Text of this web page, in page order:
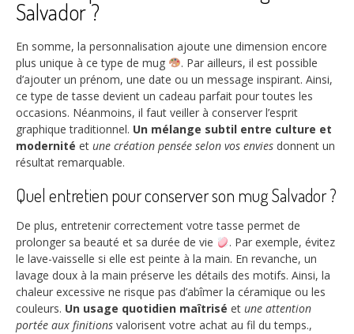
Salvador ?
En somme, la personnalisation ajoute une dimension encore
plus unique à ce type de mug
. Par ailleurs, il est possible
d’ajouter un prénom, une date ou un message inspirant. Ainsi,
ce type de tasse devient un cadeau parfait pour toutes les
occasions. Néanmoins, il faut veiller à conserver l’esprit
graphique traditionnel. Un mélange subtil entre culture et
modernité et une création pensée selon vos envies donnent un
résultat remarquable.
Quel entretien pour conserver son mug Salvador ?
De plus, entretenir correctement votre tasse permet de
prolonger sa beauté et sa durée de vie
. Par exemple, évitez
le lave-vaisselle si elle est peinte à la main. En revanche, un
lavage doux à la main préserve les détails des motifs. Ainsi, la
chaleur excessive ne risque pas d’abîmer la céramique ou les
couleurs. Un usage quotidien maîtrisé et une attention
portée aux finitions valorisent votre achat au fil du temps.,